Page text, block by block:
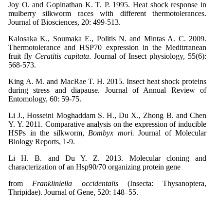
Joy O. and Gopinathan K. T. P. 1995. Heat shock response in
mulberry silkworm races with different thermotolerances.
Journal of Biosciences, 20: 499-513.
Kalosaka K., Soumaka E., Politis N. and Mintas A. C. 2009.
Thermotolerance and HSP70 expression in the Meditrranean
fruit fly Ceratitis capitata. Journal of Insect physiology, 55(6):
568-573.
King A. M. and MacRae T. H. 2015. Insect heat shock proteins
during stress and diapause. Journal of Annual Review of
Entomology, 60: 59-75.
Li J., Hosseini Moghaddam S. H., Du X., Zhong B. and Chen
Y. Y. 2011. Comparative analysis on the expression of inducible
HSPs in the silkworm, Bombyx mori. Journal of Molecular
Biology Reports, 1-9.
Li H. B. and Du Y. Z. 2013. Molecular cloning and
characterization of an Hsp90/70 organizing protein gene
from Frankliniella occidentalis (Insecta: Thysanoptera,
Thripidae). Journal of Gene 520: 148–55.